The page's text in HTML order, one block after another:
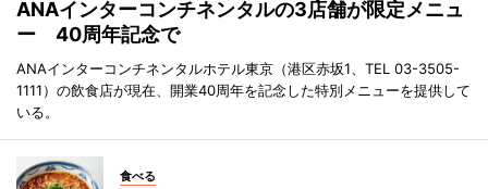
ANAインターコンチネンタルの3店舗が限定メニュ
ー 40周年記念で
ANAインターコンチネンタルホテル東京（港区赤坂1、TEL 03-3505-
1111）の飲食店が現在、開業40周年を記念した特別メニューを提供して
いる。
食べる